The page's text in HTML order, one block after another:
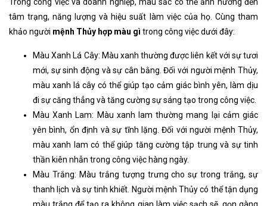
tâm trạng, năng lượng và hiệu suất làm việc của họ. Cùng tham
khảo người mệnh Thủy hợp màu gì trong công việc dưới đây:
Màu Xanh Lá Cây: Màu xanh thường được liên kết với sự tươi
mới, sự sinh động và sự cân bằng. Đối với người mệnh Thủy,
màu xanh lá cây có thể giúp tạo cảm giác bình yên, làm dịu
đi sự căng thẳng và tăng cường sự sáng tạo trong công việc.
Màu Xanh Lam: Màu xanh lam thường mang lại cảm giác
yên bình, ổn định và sự tĩnh lặng. Đối với người mệnh Thủy,
màu xanh lam có thể giúp tăng cường tập trung và sự tinh
thần kiên nhẫn trong công việc hàng ngày.
Màu Trắng: Màu trắng tượng trưng cho sự trong trắng, sự
thanh lịch và sự tinh khiết. Người mệnh Thủy có thể tận dụng